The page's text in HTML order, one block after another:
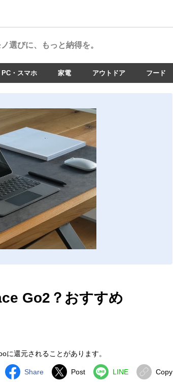
選びに、もっと納得を。
PC・スマホ 家電 アウトドア フード
Go2？おすすめ
還元されることがあります。
Share Post LINE Copy